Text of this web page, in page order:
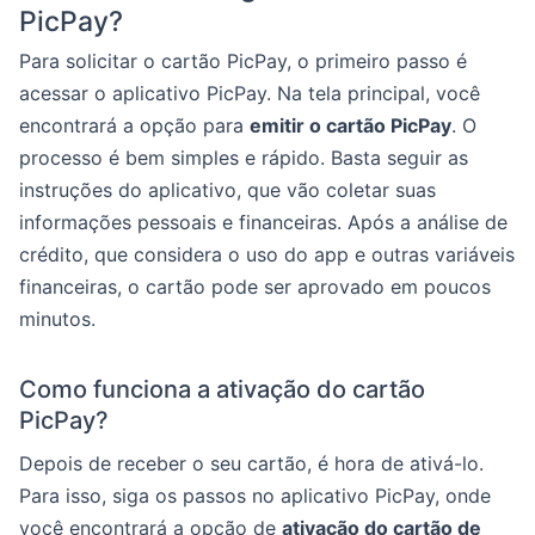
PicPay?
Para solicitar o cartão PicPay, o primeiro passo é
acessar o aplicativo PicPay. Na tela principal, você
encontrará a opção para emitir o cartão PicPay. O
processo é bem simples e rápido. Basta seguir as
instruções do aplicativo, que vão coletar suas
informações pessoais e financeiras. Após a análise de
crédito, que considera o uso do app e outras variáveis
financeiras, o cartão pode ser aprovado em poucos
minutos.
Como funciona a ativação do cartão
PicPay?
Depois de receber o seu cartão, é hora de ativá-lo.
Para isso, siga os passos no aplicativo PicPay, onde
você encontrará a opção de ativação do cartão de